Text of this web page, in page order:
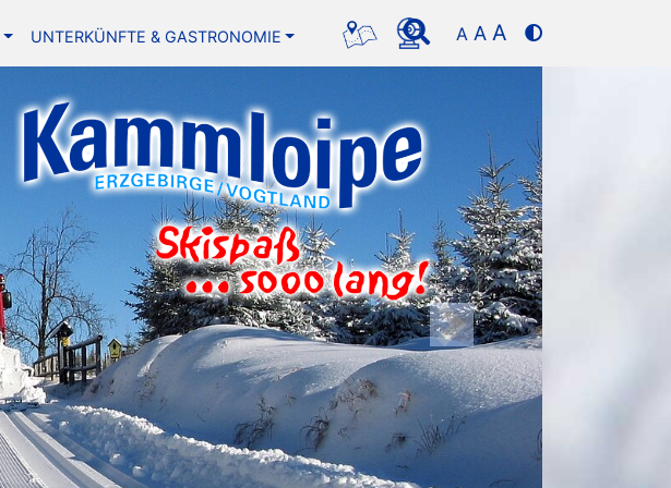
A A A
UNTERKÜNFTE & GASTRONOMIE
Next